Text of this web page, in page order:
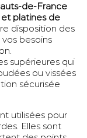
de-France
platines de
disposition des
besoins
supérieures qui
ou vissées
sécurisée
utilisées pour
Elles sont